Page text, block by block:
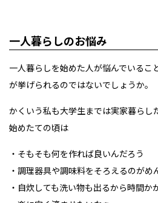
一人暮らしのお悩み
一人暮らしを始めた人が悩んでいるこ
が挙げられるのではないでしょうか。
かくいう私も大学生までは実家暮らし
始めたての頃は
・そもそも何を作れば良いんだろう
・調理器具や調味料をそろえるのがめ
・自炊しても洗い物も出るから時間か